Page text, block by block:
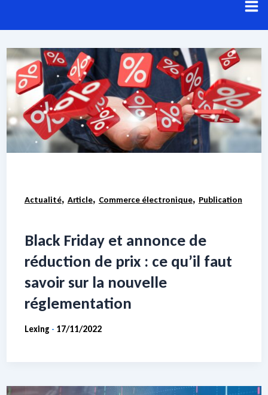
au
contenu
Résultats de recherche pour :Pratiques
commerciales trompeuses
Voici les résultats de votre recherche.
Actualité, Article, Commerce électronique, Publication
Black Friday et annonce de
réduction de prix : ce qu’il faut
savoir sur la nouvelle
réglementation
Lexing - 17/11/2022